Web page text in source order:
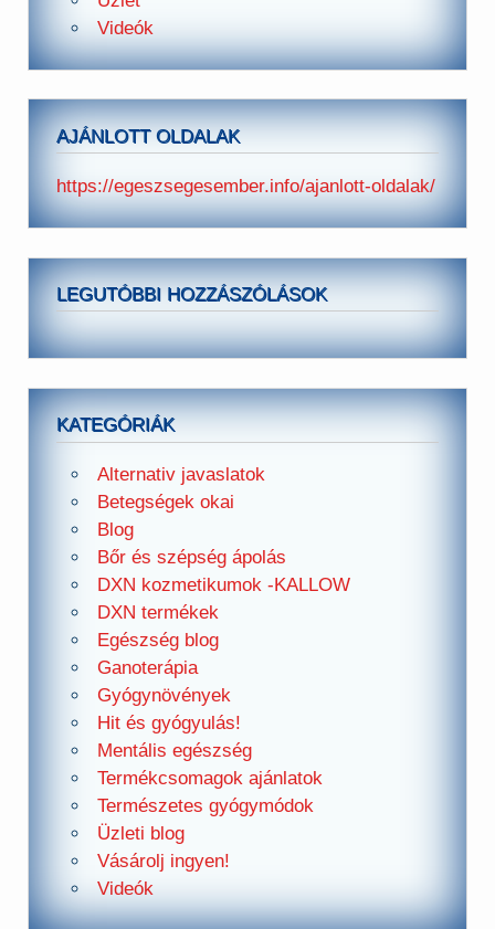
Videók
AJÁNLOTT OLDALAK
https://egeszsegesember.info/ajanlott-oldalak/
LEGUTÓBBI HOZZÁSZÓLÁSOK
KATEGÓRIÁK
Alternativ javaslatok
Betegségek okai
Blog
Bőr és szépség ápolás
DXN kozmetikumok -KALLOW
DXN termékek
Egészség blog
Ganoterápia
Gyógynövények
Hit és gyógyulás!
Mentális egészség
Termékcsomagok ajánlatok
Természetes gyógymódok
Üzleti blog
Vásárolj ingyen!
Videók